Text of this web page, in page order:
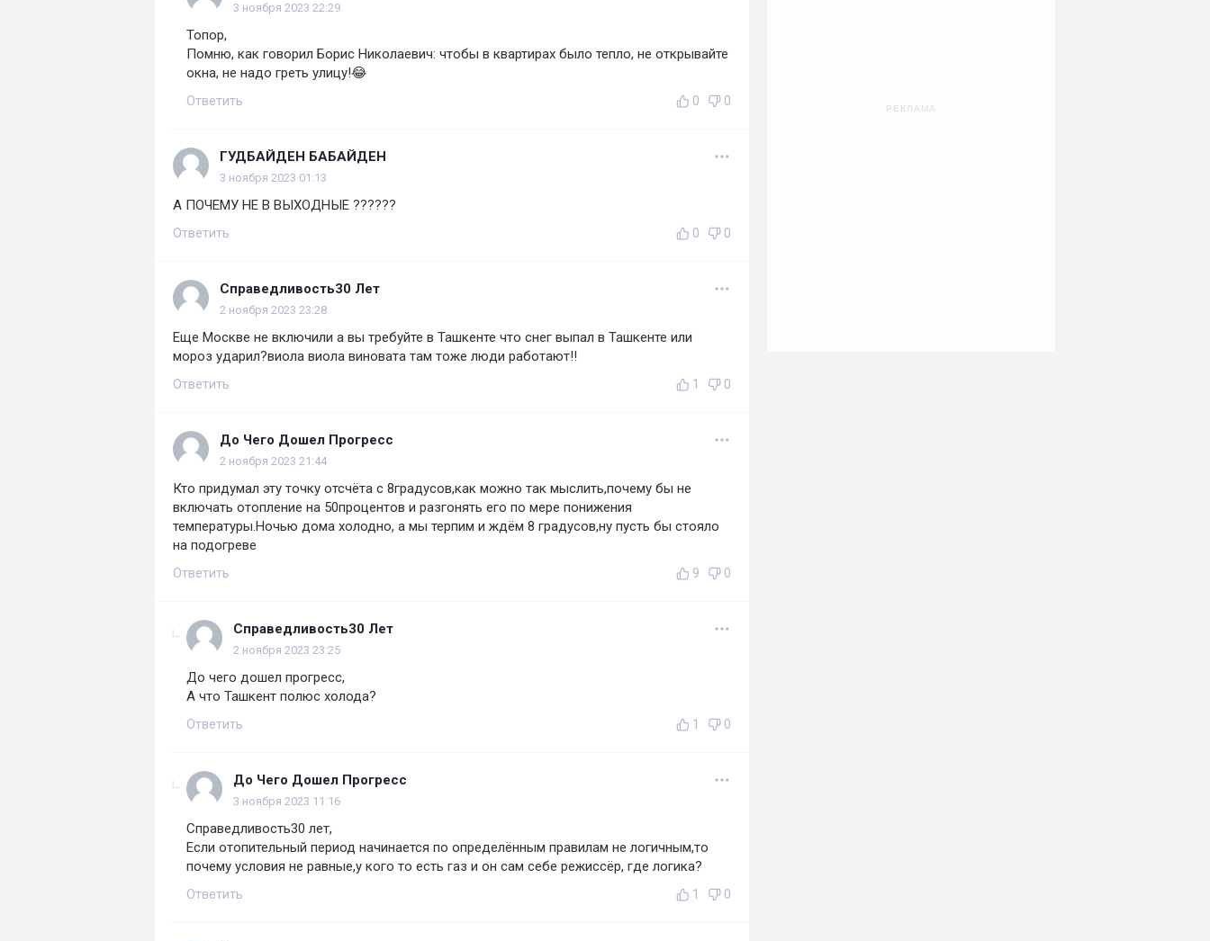
3 ноября 2023 22:29
Топор,
Помню, как говорил Борис Николаевич: чтобы в квартирах было тепло, не открывайте
окна, не надо греть улицу!😂
Ответить 0 0
ГУДБАЙДЕН БАБАЙДЕН
3 ноября 2023 01:13
А ПОЧЕМУ НЕ В ВЫХОДНЫЕ ??????
Ответить 0 0
Справедливость30 Лет
2 ноября 2023 23:28
Еще Москве не включили а вы требуйте в Ташкенте что снег выпал в Ташкенте или
мороз ударил?виола виола виновата там тоже люди работают!!
Ответить 1 0
До Чего Дошел Прогресс
2 ноября 2023 21:44
Кто придумал эту точку отсчёта с 8градусов,как можно так мыслить,почему бы не
включать отопление на 50процентов и разгонять его по мере понижения
температуры.Ночью дома холодно, а мы терпим и ждём 8 градусов,ну пусть бы стояло
на подогреве
Ответить 9 0
Справедливость30 Лет
2 ноября 2023 23:25
До чего дошел прогресс,
А что Ташкент полюс холода?
Ответить 1 0
До Чего Дошел Прогресс
3 ноября 2023 11:16
Справедливость30 лет,
Если отопительный период начинается по определённым правилам не логичным,то
почему условия не равные,у кого то есть газ и он сам себе режиссёр, где логика?
Ответить 1 0